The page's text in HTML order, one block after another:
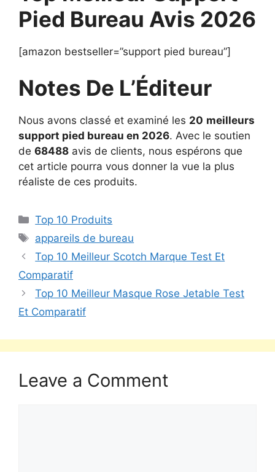
Pied Bureau Avis 2026
[amazon bestseller=”support pied bureau”]
Notes De L’Éditeur
Nous avons classé et examiné les 20 meilleurs
support pied bureau en 2026. Avec le soutien
de 68488 avis de clients, nous espérons que
cet article pourra vous donner la vue la plus
réaliste de ces produits.
Top 10 Produits
appareils de bureau
Top 10 Meilleur Scotch Marque Test Et
Comparatif
Top 10 Meilleur Masque Rose Jetable Test
Et Comparatif
Leave a Comment